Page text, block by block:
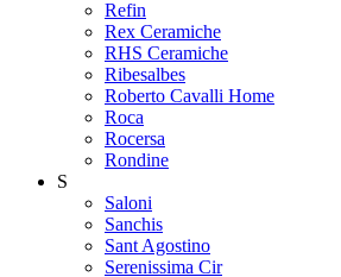
Refin
Rex Ceramiche
RHS Ceramiche
Ribesalbes
Roberto Cavalli Home
Roca
Rocersa
Rondine
S
Saloni
Sanchis
Sant Agostino
Serenissima Cir